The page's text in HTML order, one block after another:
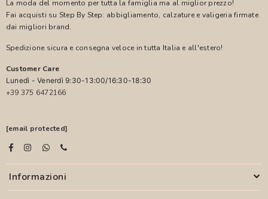
La moda del momento per tutta la famiglia ma al miglior prezzo!
Fai acquisti su Step By Step: abbigliamento, calzature e valigeria firmate
dai migliori brand.
Spedizione sicura e consegna veloce in tutta Italia e all'estero!
Customer Care
Lunedì - Venerdì 9:30-13:00/16:30-18:30
+39 375 6472166
[email protected]
Informazioni